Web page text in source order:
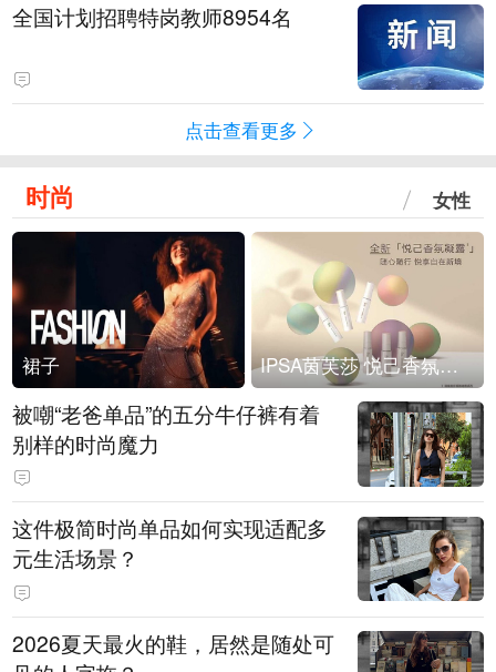
全国计划招聘特岗教师8954名
点击查看更多
时尚 女性
裙子 IPSA茵芙莎 悦己香氛凝露上市
被嘲“老爸单品”的五分牛仔裤有着
别样的时尚魔力
这件极简时尚单品如何实现适配多
元生活场景？
2026夏天最火的鞋，居然是随处可